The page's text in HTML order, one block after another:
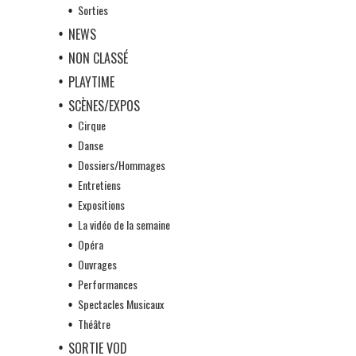
Sorties
NEWS
NON CLASSÉ
PLAYTIME
SCÈNES/EXPOS
Cirque
Danse
Dossiers/Hommages
Entretiens
Expositions
La vidéo de la semaine
Opéra
Ouvrages
Performances
Spectacles Musicaux
Théâtre
SORTIE VOD